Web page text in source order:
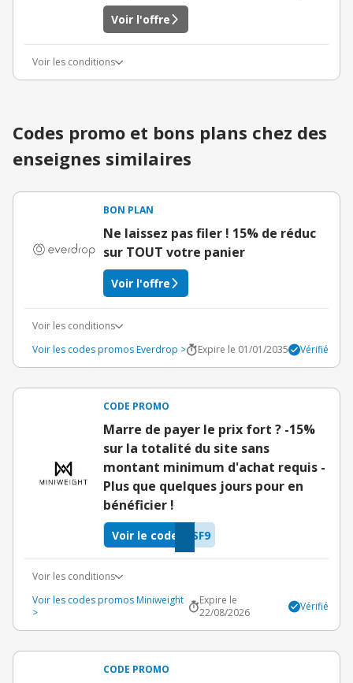
Voir l'offre
Voir les conditions
Codes promo et bons plans chez des
enseignes similaires
BON PLAN
Ne laissez pas filer ! 15% de réduc
sur TOUT votre panier
Voir l'offre
Voir les conditions
Voir les codes promos Everdrop >
Expire le 01/01/2035 Vérifié
CODE PROMO
Marre de payer le prix fort ? -15%
sur la totalité du site sans
montant minimum d'achat requis -
Plus que quelques jours pour en
bénéficier !
SF9
Voir le code
Voir les conditions
Voir les codes promos Miniweight
>
Expire le
22/08/2026
Vérifié
CODE PROMO